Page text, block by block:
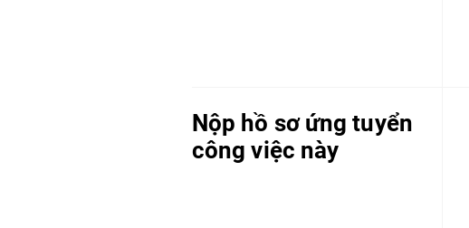
Nộp hồ sơ ứng tuyển
công việc này